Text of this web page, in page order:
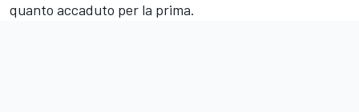
quanto accaduto per la prima.